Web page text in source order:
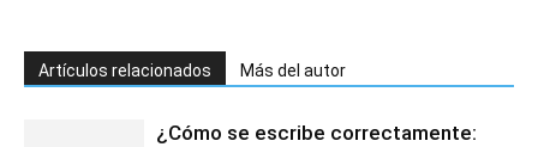
Artículos relacionados Más del autor
¿Cómo se escribe correctamente: